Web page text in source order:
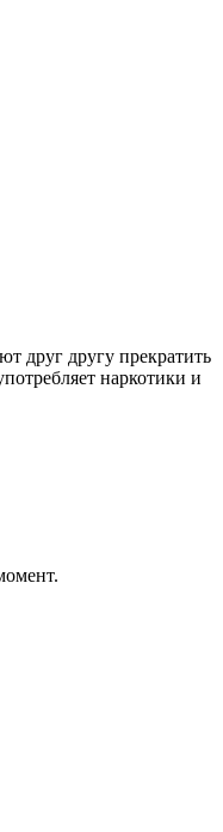
друг другу прекратить
наркотики и